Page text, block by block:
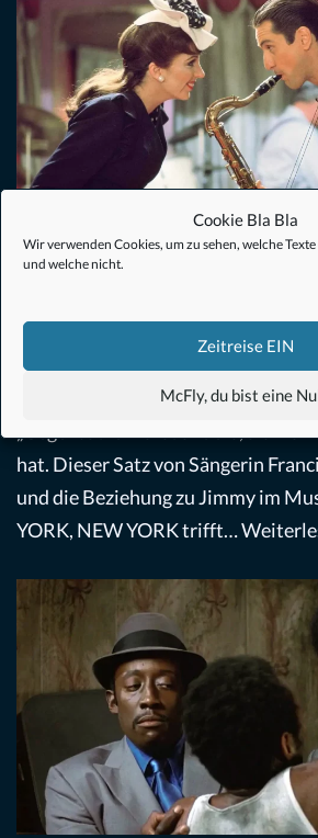
Cookie Bla Bla
Wir verwenden Cookies, um zu sehen, welche
und welche nicht.
Zeitreise EIN
McFly, du bist eine
Filmkritik
hat. Dieser Satz von Sängerin
und die Beziehung zu Jimmy im
YORK, NEW YORK trifft…